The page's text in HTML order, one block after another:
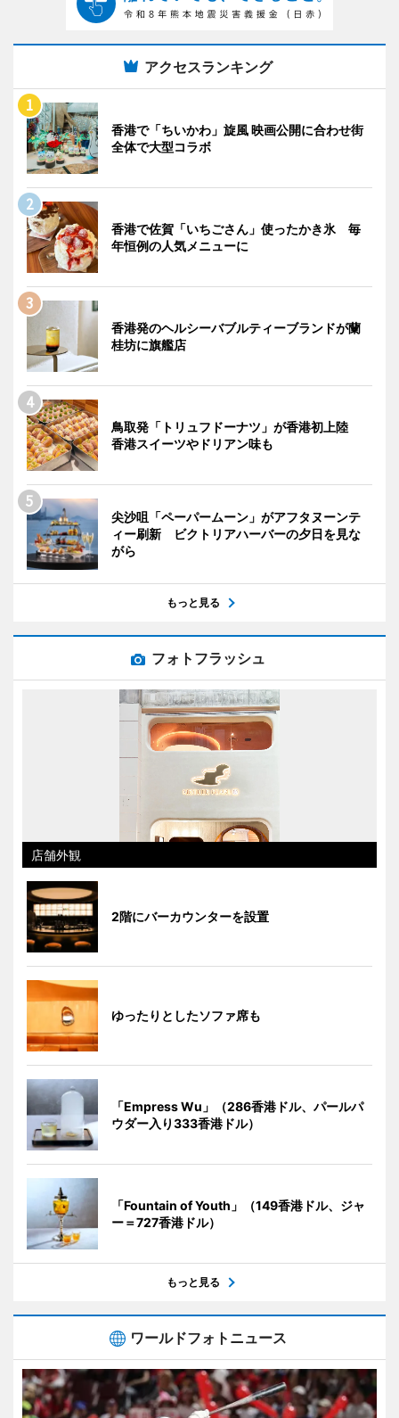
アクセスランキング
香港で「ちいかわ」旋風 映画公開に合わせ街
全体で大型コラボ
香港で佐賀「いちごさん」使ったかき氷 毎
年恒例の人気メニューに
香港発のヘルシーバブルティーブランドが蘭
桂坊に旗艦店
鳥取発「トリュフドーナツ」が香港初上陸
香港スイーツやドリアン味も
尖沙咀「ペーパームーン」がアフタヌーンテ
ィー刷新 ビクトリアハーバーの夕日を見な
がら
もっと見る
フォトフラッシュ
店舗外観
2階にバーカウンターを設置
ゆったりとしたソファ席も
「Empress Wu」（286香港ドル、パールパ
ウダー入り333香港ドル）
「Fountain of Youth」（149香港ドル、ジャ
ー＝727香港ドル）
もっと見る
ワールドフォトニュース